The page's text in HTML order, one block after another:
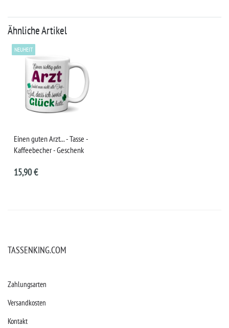
Ähnliche Artikel
NEUHEIT
Einen guten Arzt... - Tasse -
Kaffeebecher - Geschenk
15,90 €
TASSENKING.COM
Zahlungsarten
Versandkosten
Kontakt